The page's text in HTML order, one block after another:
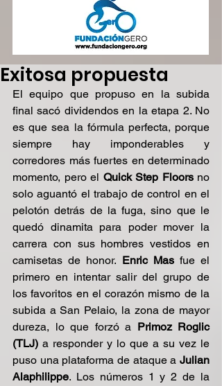
Exitosa propuesta
El equipo que propuso en la subida
final sacó dividendos en la etapa 2. No
es que sea la fórmula perfecta, porque
siempre hay imponderables y
corredores más fuertes en determinado
momento, pero el Quick Step Floors no
solo aguantó el trabajo de control en el
pelotón detrás de la fuga, sino que le
quedó dinamita para poder mover la
carrera con sus hombres vestidos en
camisetas de honor. Enric Mas fue el
primero en intentar salir del grupo de
los favoritos en el corazón mismo de la
subida a San Pelaio, la zona de mayor
dureza, lo que forzó a Primoz Roglic
(TLJ) a responder y lo que a su vez le
puso una plataforma de ataque a Julian
Alaphilippe. Los números 1 y 2 de la